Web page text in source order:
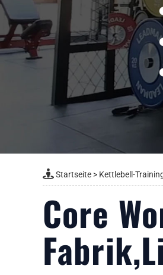
Startseite> Kettlebell-
Core